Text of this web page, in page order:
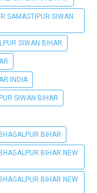
SAMASTIPUR SIWAN
SIWAN BIHAR
INDIA
SIWAN BIHAR
BIHAR
BIHAR NEW
BIHAR NEW